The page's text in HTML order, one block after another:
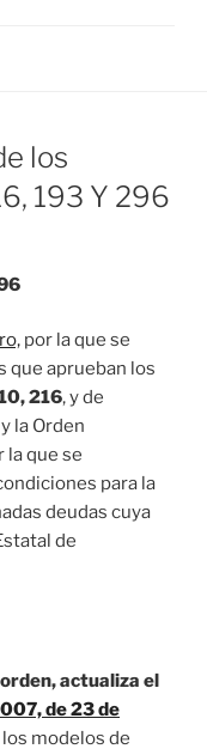
los
193 Y 296
por la que se
que aprueban los
216, y de
y la Orden
la que se
para la
deudas cuya
de
actualiza el
de 23 de
modelos de